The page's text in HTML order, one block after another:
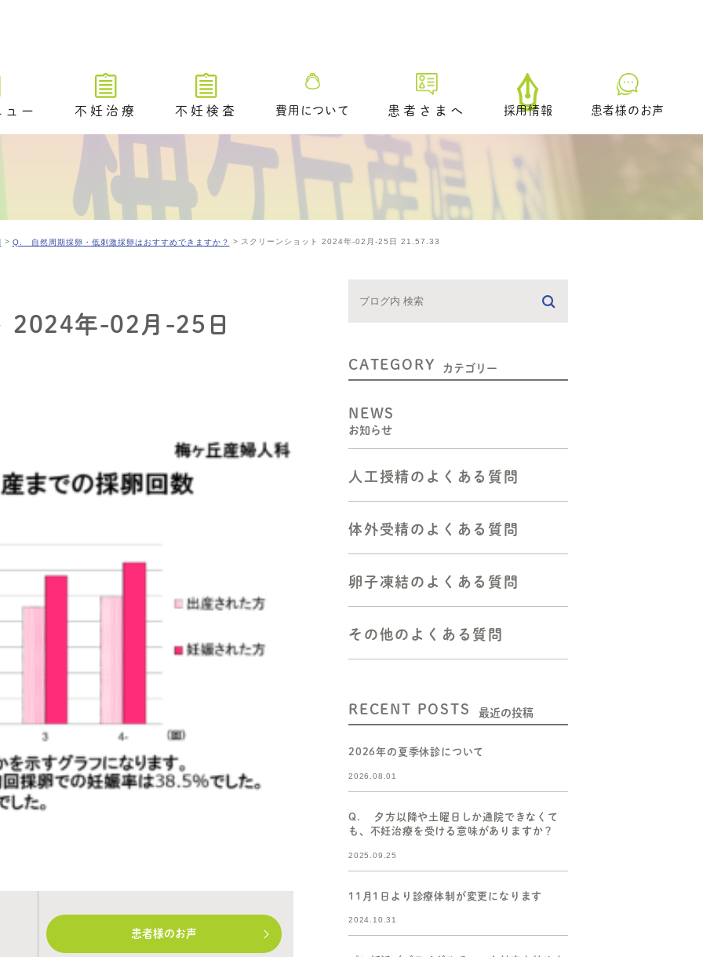
ュー 不妊治療
不妊治療トップ
不妊治療の解説動画
タイミング法
排卵障害に対する薬物療法
アシステッド・ハッチング
よくある質問
不妊検査
不妊検査トップ
排卵や卵巣状態を調べる検査
卵管が通っているかを調べる
他の検査
受診方法
費用について 患者さまへ
初診の方へ
プレ妊活／ブライダルチェッ
かお悩みの方へ
二人目不妊の方へ
体外受精（顕微授精を含む）
をお考えの方へ
胚移植―反復着床障害の方へ
よくある質問
採用情報 患者様のお声
Q. 自然周期採卵・低刺激採卵はおすすめできますか？ スクリーンショット 2024年-02月-25日 21.57.33
2024年-02月-25日
患者様のお声
CATEGORY カテゴリー
NEWS
お知らせ
人工授精のよくある質問
体外受精のよくある質問
卵子凍結のよくある質問
その他のよくある質問
RECENT POSTS 最近の投稿
2026年の夏季休診について
2026.08.01
Q. 夕方以降や土曜日しか通院できなくて
も、不妊治療を受ける意味がありますか？
2025.09.25
11月1日より診療体制が変更になります
2024.10.31